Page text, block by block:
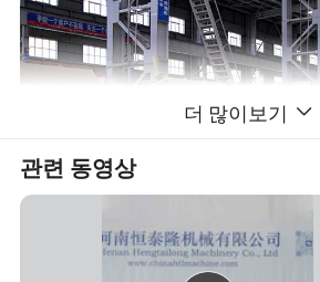
더 많이보기
관련 동영상